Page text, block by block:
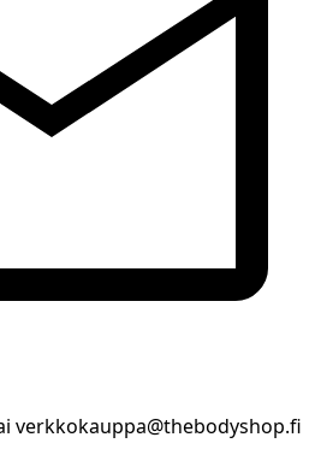
verkkokauppa@thebodyshop.fi